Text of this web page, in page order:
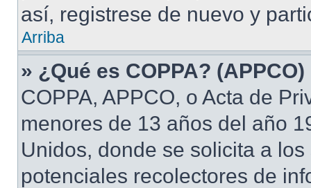
así, registrese de nuevo y
Arriba
» ¿Qué es COPPA? (APPCO)
COPPA, APPCO, o Acta de
menores de 13 años del año
Unidos, donde se solicita a
potenciales recolectores de